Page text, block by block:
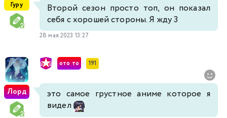
Гуру
Второй сезон просто топ, он показал
себя с хорошей стороны. Я жду 3
28 мая 2023 13:27
Лорд
ото то 191
это самое грустное аниме которое я
видел